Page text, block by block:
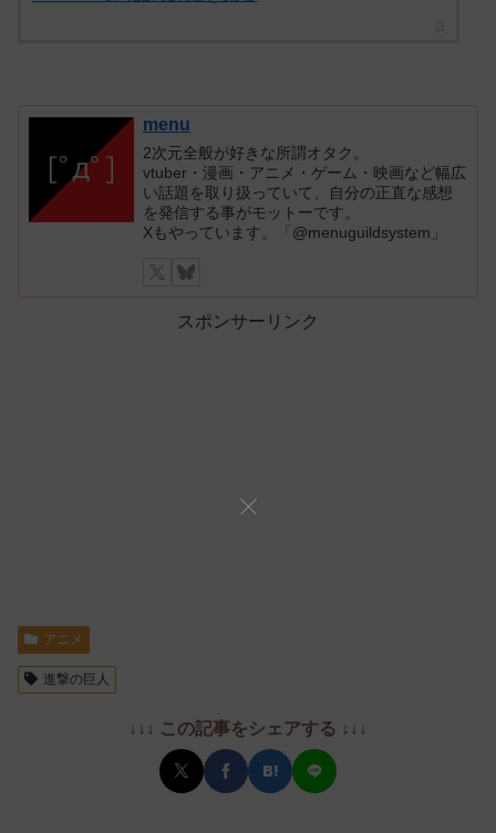
menu
2次元全般が好きな所謂オタク。
vtuber・漫画・アニメ・ゲーム・映画など幅広
い話題を取り扱っていて、自分の正直な感想
を発信する事がモットーです。
Xもやっています。「@menuguildsystem」
スポンサーリンク
アニメ
進撃の巨人
↓↓↓ この記事をシェアする ↓↓↓